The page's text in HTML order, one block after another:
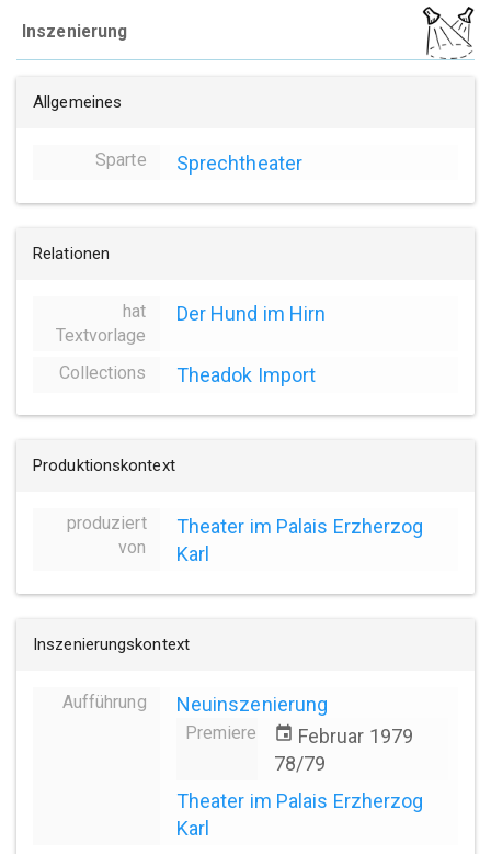
Inszenierung
Allgemeines
Sparte Sprechtheater
Relationen
hat
Textvorlage
Der Hund im Hirn
Collections Theadok Import
Produktionskontext
produziert
von
Theater im Palais Erzherzog
Karl
Inszenierungskontext
Aufführung Neuinszenierung
Premiere event Februar 1979
78/79
Theater im Palais Erzherzog
Karl